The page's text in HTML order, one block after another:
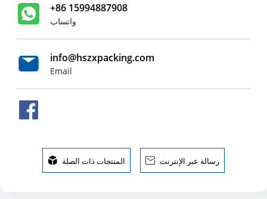
+86 15994887908
واتساب
info@hszxpacking.com
Email
 المنتجات ذات الصلة  رسالة عبر الإنترنت